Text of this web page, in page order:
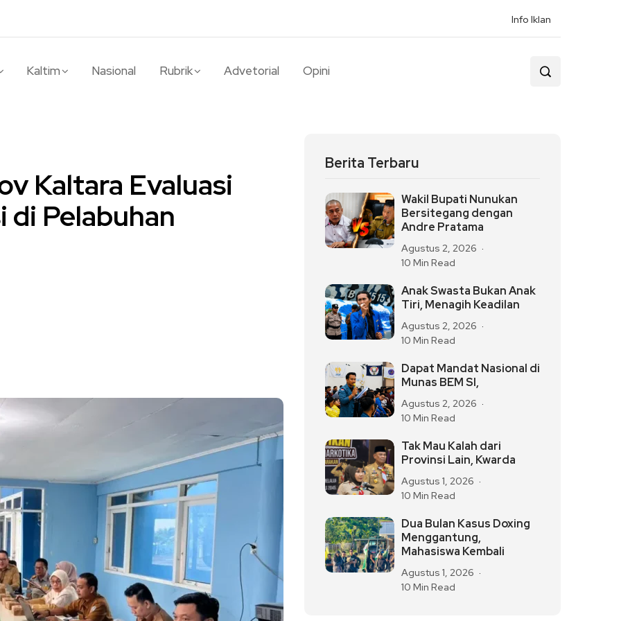
Info Iklan
Kaltim Nasional Rubrik Advetorial Opini
Kaltara Evaluasi
di Pelabuhan
Berita Terbaru
Wakil Bupati Nunukan
Bersitegang dengan
Andre Pratama
Agustus 2, 2026
10 Min Read
Anak Swasta Bukan Anak
Tiri, Menagih Keadilan
Agustus 2, 2026
10 Min Read
Dapat Mandat Nasional di
Munas BEM SI,
Agustus 2, 2026
10 Min Read
Tak Mau Kalah dari
Provinsi Lain, Kwarda
Agustus 1, 2026
10 Min Read
Dua Bulan Kasus Doxing
Menggantung,
Mahasiswa Kembali
Agustus 1, 2026
10 Min Read